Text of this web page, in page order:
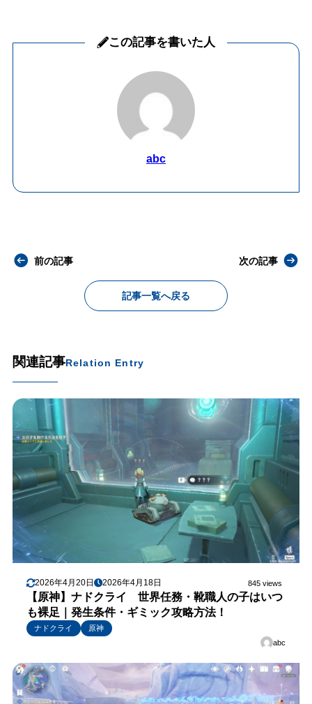
この記事を書いた人
abc
前の記事
記事一覧へ戻る
次の記事
関連記事Relation Entry
2026年4月20日 2026年4月18日 845 views
【原神】ナドクライ 世界任務・靴職人の子はいつ
も裸足｜発生条件・ギミック攻略方法！
ナドクライ
原神
abc